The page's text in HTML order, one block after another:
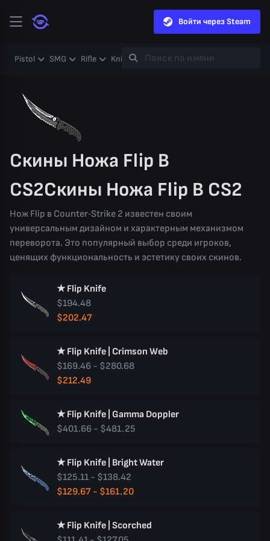
Войти через Steam
Pistol SMG Rifle Knife Gloves Heavy
Скины Ножа Flip В
CS2Скины Ножа Flip В CS2
Нож Flip в Counter‑Strike 2 известен своим
универсальным дизайном и характерным механизмом
переворота. Это популярный выбор среди игроков,
ценящих функциональность и эстетику своих скинов.
★ Flip Knife
$194.48
$202.47
★ Flip Knife | Crimson Web
$169.46 - $280.68
$212.49
★ Flip Knife | Gamma Doppler
$401.66 - $481.25
★ Flip Knife | Bright Water
$125.11 - $138.42
$129.67 - $161.20
★ Flip Knife | Scorched